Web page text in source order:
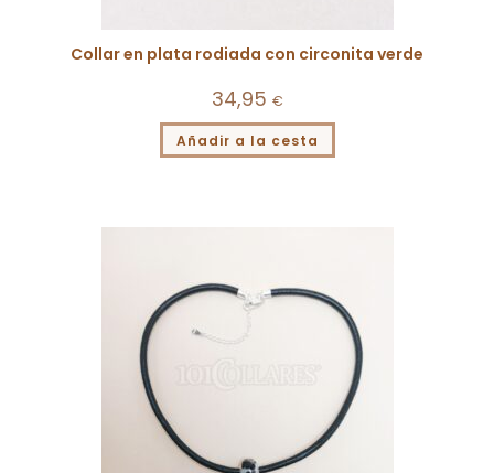
Collar en plata rodiada con circonita verde
34,95 €
Añadir a la cesta